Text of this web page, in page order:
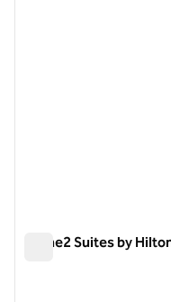
Home2 Suites by